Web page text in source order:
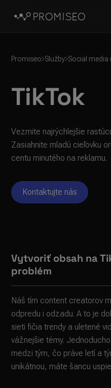
Promiseo Služby Social
TikTok
Vezmite najrýchlejšie
Zasiahnite mladú cieľovku
centu minutého na reklamu.
Kontaktujte nás
Vytvoriť obsah na
problém
Náš tím content creatorov
odpredu i odzadu. A to je
sieti fičia trendy a uletené
vážnejšie témy.
medzi tým, čo práve letí a
unikátnou, máte šancu